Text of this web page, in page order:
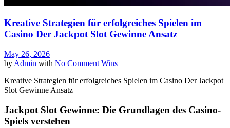
Kreative Strategien für erfolgreiches Spielen im
Casino Der Jackpot Slot Gewinne Ansatz
May 26, 2026
by Admin with No Comment Wins
Kreative Strategien für erfolgreiches Spielen im Casino Der Jackpot
Slot Gewinne Ansatz
Jackpot Slot Gewinne: Die Grundlagen des Casino-
Spiels verstehen